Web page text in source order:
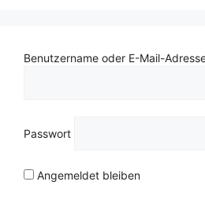
Benutzername oder E-Mail-
Passwort
Angemeldet bleiben